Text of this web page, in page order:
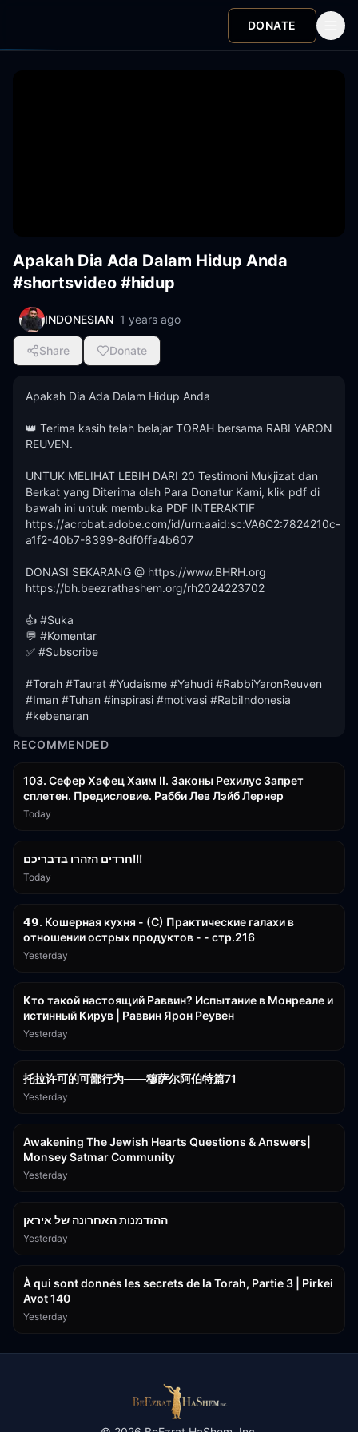
DONATE
Apakah Dia Ada Dalam Hidup Anda
#shortsvideo #hidup
INDONESIAN 1 years ago
Share Donate
Apakah Dia Ada Dalam Hidup Anda
👑 Terima kasih telah belajar TORAH bersama RABI YARON
REUVEN.
UNTUK MELIHAT LEBIH DARI 20 Testimoni Mukjizat dan
Berkat yang Diterima oleh Para Donatur Kami, klik pdf di
bawah ini untuk membuka PDF INTERAKTIF
https://acrobat.adobe.com/id/urn:aaid:sc:VA6C2:7824210c-
a1f2-40b7-8399-8df0ffa4b607
DONASI SEKARANG @ https://www.BHRH.org
https://bh.beezrathashem.org/rh2024223702
👍 #Suka
💬 #Komentar
✅ #Subscribe
#Torah #Taurat #Yudaisme #Yahudi #RabbiYaronReuven
#Iman #Tuhan #inspirasi #motivasi #RabiIndonesia
#kebenaran
RECOMMENDED
103. Сефер Хафец Хаим II. Законы Рехилус Запрет
сплетен. Предисловие. Рабби Лев Лэйб Лернер
Today
חרדים הזהרו בדבריכם!!!
Today
𝟰𝟵. Кошерная кухня - (С) Практические галахи в
отношении острых продуктов - - стр.216
Yesterday
Кто такой настоящий Раввин? Испытание в Монреале и
истинный Кирув | Раввин Ярон Реувен
Yesterday
托拉许可的可鄙行为——穆萨尔阿伯特篇71
Yesterday
Awakening The Jewish Hearts Questions & Answers|
Monsey Satmar Community
Yesterday
ההזדמנות האחרונה של איראן
Yesterday
À qui sont donnés les secrets de la Torah, Partie 3 | Pirkei
Avot 140
Yesterday